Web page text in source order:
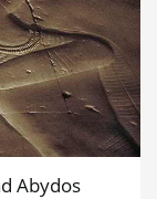
Abydos